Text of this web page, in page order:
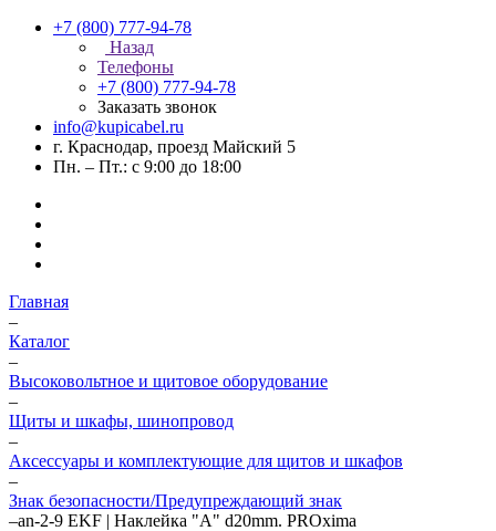
+7 (800) 777-94-78
Назад
Телефоны
+7 (800) 777-94-78
Заказать звонок
info@kupicabel.ru
г. Краснодар, проезд Майский 5
Пн. – Пт.: с 9:00 до 18:00
Главная
–
Каталог
–
Высоковольтное и щитовое оборудование
–
Щиты и шкафы, шинопровод
–
Аксессуары и комплектующие для щитов и шкафов
–
Знак безопасности/Предупреждающий знак
–an-2-9 EKF | Наклейка "A" d20mm. PROxima